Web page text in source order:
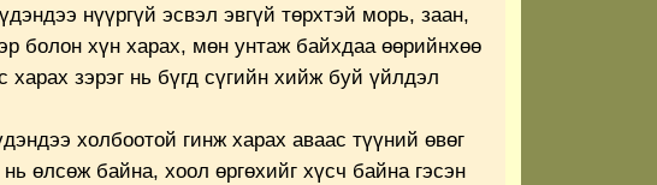
нүүргүй эсвэл эвгүй төрхтэй морь, заан,
болон хүн харах, мөн унтаж байхдаа өөрийнхөө
харах зэрэг нь бүгд сүгийн хийж буй үйлдэл
холбоотой гинж харах аваас түүний өвөг
өлсөж байна, хоол өргөхийг хүсч байна гэсэн